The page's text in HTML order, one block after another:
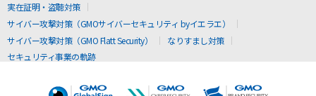
実在証明・盗聴対策
サイバー攻撃対策（GMOサイバーセキュリティ byイエラエ）
サイバー攻撃対策（GMO Flatt Security）
なりすまし対策
セキュリティ事業の軌跡